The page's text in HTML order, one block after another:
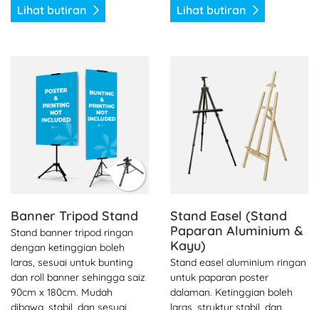
Lihat butiran Lihat butiran
Banner Tripod Stand
Stand banner tripod ringan
dengan ketinggian boleh
laras, sesuai untuk bunting
dan roll banner sehingga saiz
90cm x 180cm. Mudah
dibawa, stabil, dan sesuai
Stand Easel (Stand
Paparan Aluminium &
Kayu)
Stand easel aluminium ringan
untuk paparan poster
dalaman. Ketinggian boleh
laras, struktur stabil, dan